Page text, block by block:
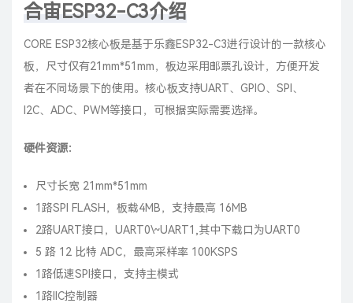
合宙ESP32-C3介绍
CORE ESP32核心板是基于乐鑫ESP32-C3进行设计的一款核心
板，尺寸仅有21mm*51mm，板边采用邮票孔设计，方便开发
者在不同场景下的使用。核心板支持UART、GPIO、SPI、
I2C、ADC、PWM等接口，可根据实际需要选择。
硬件资源：
尺寸长宽 21mm*51mm
1路SPI FLASH，板载4MB，支持最高 16MB
2路UART接口，UART0\~UART1,其中下载口为UART0
5 路 12 比特 ADC，最高采样率 100KSPS
1路低速SPI接口，支持主模式
1路IIC控制器